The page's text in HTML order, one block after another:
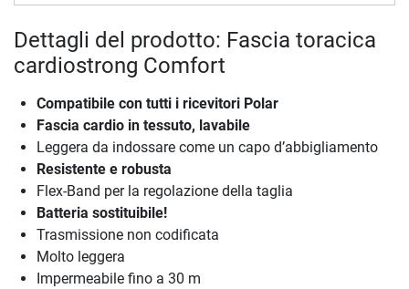
Dettagli del prodotto: Fascia toracica
cardiostrong Comfort
Compatibile con tutti i ricevitori Polar
Fascia cardio in tessuto, lavabile
Leggera da indossare come un capo d’abbigliamento
Resistente e robusta
Flex-Band per la regolazione della taglia
Batteria sostituibile!
Trasmissione non codificata
Molto leggera
Impermeabile fino a 30 m